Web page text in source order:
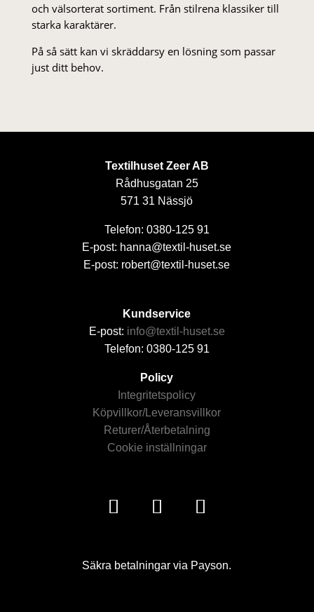
och välsorterat sor­ti­ment. Från stil­rena klas­siker till
starka karaktärer.
På så sätt kan vi skräddarsy en lösning som passar
just ditt behov.
Textilhuset Zeer AB
Rådhusgatan 25
571 31 Nässjö
Telefon: 0380-125 91
E-post: hanna@textil-huset.se
E-post: robert@textil-huset.se
Kundservice
E-post: info@textil-huset.se
Telefon: 0380-125 91
Policy
Integritetspolicy
Köpvillkor/Leveransvillkor
Returer/Återbetalning
Cookie inställningar
Säkra betalningar via Payson.